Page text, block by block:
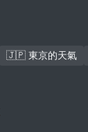
🇯🇵 東京的天氣